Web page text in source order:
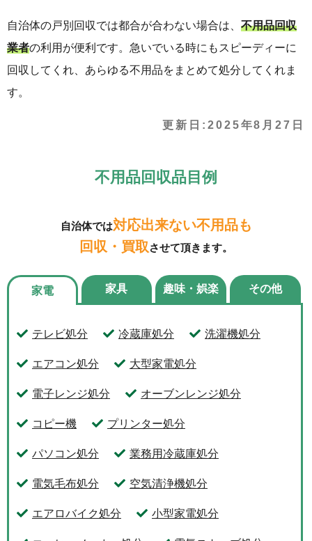
自治体の戸別回収では都合が合わない場合は、 不用品回収
業者の利用が便利です。急いでいる時にもスピーディーに
回収してくれ、あらゆる不用品をまとめて処分してくれま
す。
更新日: 2025年8月27日
不用品回収品目例
自治体では対応出来ない不用品も
回収・買取させて頂きます。
家電 家具 趣味・娯楽 その他
テレビ処分 冷蔵庫処分 洗濯機処分
エアコン処分 大型家電処分
電子レンジ処分 オーブンレンジ処分
コピー機 プリンター処分
パソコン処分 業務用冷蔵庫処分
電気毛布処分 空気清浄機処分
エアロバイク処分 小型家電処分